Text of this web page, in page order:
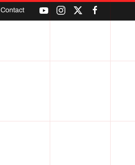
Contact